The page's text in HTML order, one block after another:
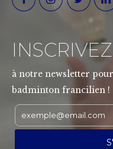
à notre newsletter
badminton francilien !